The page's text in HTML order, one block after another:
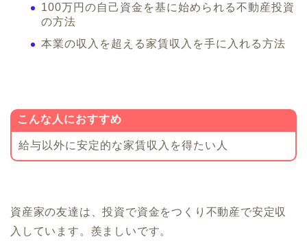
100万円の自己資金を基に始められる不動産投資
の方法
本業の収入を超える家賃収入を手に入れる方法
こんな人におすすめ
給与以外に安定的な家賃収入を得たい人
資産家の友達は、投資で資金をつくり不動産で安定収
入しています。羨ましいです。